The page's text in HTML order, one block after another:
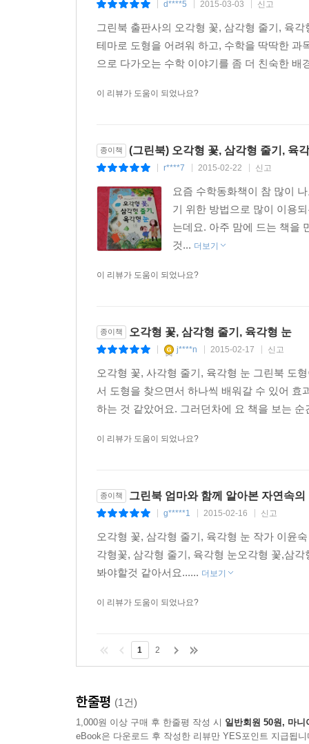
d****5 2015-03-03 신고
그린북 출판사의 오각형 꽃, 삼각형 줄기, 육
테마로 도형을 어려워 하고, 수학을 딱딱한 과
으로 다가오는 수학 이야기를 좀 더 친숙한
이 리뷰가 도움이 되었나요?
종이책 (그린북) 오각형 꽃, 삼각형 줄기, 육
r****7 2015-02-22 신고
요즘 수학동화책이 참 많이
기 위한 방법으로 많이 이용
는데요. 아주 맘에 드는 책을
것... 더보기
이 리뷰가 도움이 되었나요?
종이책 오각형 꽃, 삼각형 줄기, 육각형 눈
j****n 2015-02-17 신고
오각형 꽃, 사각형 줄기, 육각형 눈 그린북 도
서 도형을 찾으면서 하나씩 배워갈 수 있어
하는 것 같았어요. 그러던차에 요 책을 보는
이 리뷰가 도움이 되었나요?
종이책 그린북 엄마와 함께 알아본 자연속
g*****1 2015-02-16 신고
오각형 꽃, 삼각형 줄기, 육각형 눈 작가 이윤
각형꽃, 삼각형 줄기, 육각형 눈 ​ ​오각형 꽃,삼
봐야할것 같아서요...​... 더보기
이 리뷰가 도움이 되었나요?
1 2
한줄평 (1건)
1,000원 이상 구매 후 한줄평 작성 시 일반회원 50원, 마니
eBook은 다운로드 후 작성한 리뷰만 YES포인트 지급됩니